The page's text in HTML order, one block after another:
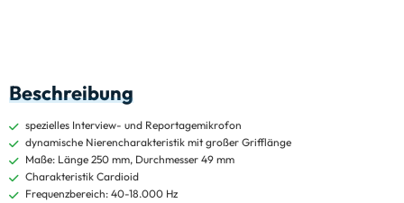
Beschreibung
spezielles Interview- und Reportagemikrofon
dynamische Nierencharakteristik mit großer Grifflänge
Maße: Länge 250 mm, Durchmesser 49 mm
Charakteristik Cardioid
Frequenzbereich: 40-18.000 Hz